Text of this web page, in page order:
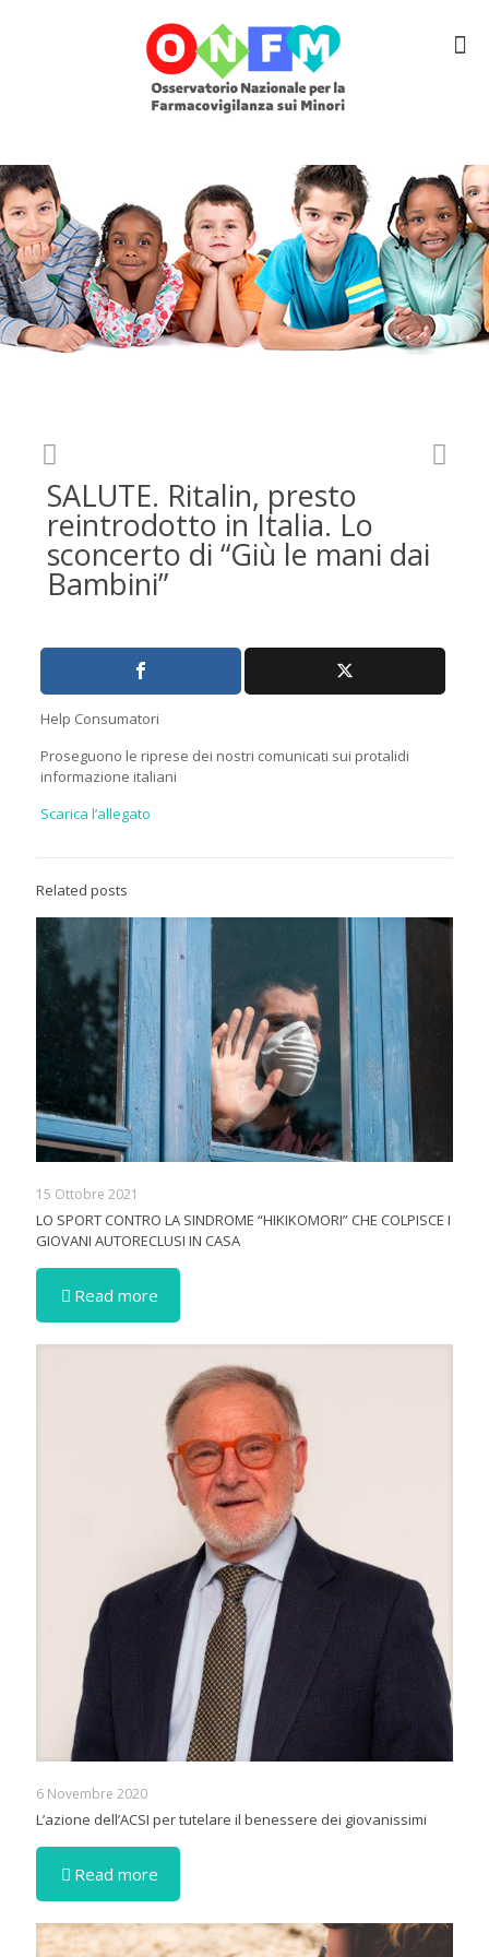
SALUTE. Ritalin, presto
reintrodotto in Italia. Lo
sconcerto di “Giù le mani dai
Bambini”
Help Consumatori
Proseguono le riprese dei nostri comunicati sui protalidi
informazione italiani
Scarica l’allegato
Related posts
15 Ottobre 2021
LO SPORT CONTRO LA SINDROME “HIKIKOMORI” CHE COLPISCE I
GIOVANI AUTORECLUSI IN CASA
Read more
6 Novembre 2020
L’azione dell’ACSI per tutelare il benessere dei giovanissimi
Read more